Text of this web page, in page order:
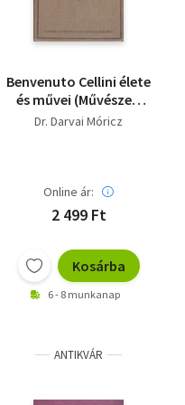
Benvenuto Cellini élete
és művei (Művészeti
Könyvtár)
Dr. Darvai Móricz
Online ár:
2 499 Ft
Kosárba
6 - 8 munkanap
ANTIKVÁR